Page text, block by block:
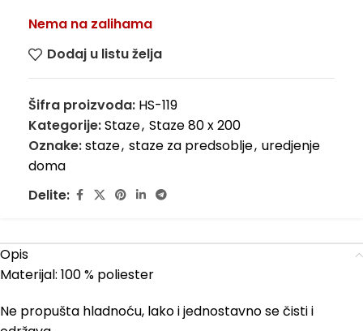
Nema na zalihama
Dodaj u listu želja
Šifra proizvoda: HS-119
Kategorije:Staze, Staze 80 x 200
Oznake:staze, staze za predsoblje, uredjenje
doma
Delite:
Opis
Materijal: 100 % poliester
Ne propušta hladnoću, lako i jednostavno se čisti i